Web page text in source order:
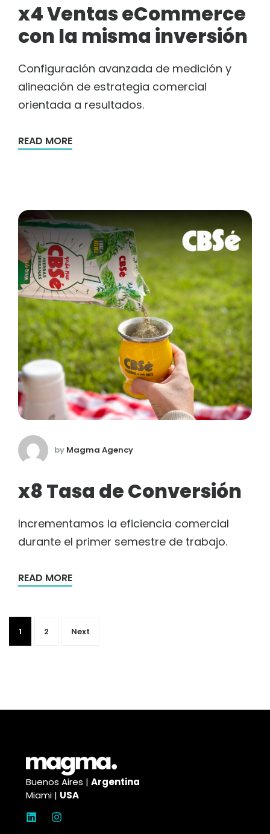
x4 Ventas eCommerce
con la misma inversión
Configuración avanzada de medición y
alineación de estrategia comercial
orientada a resultados.
READ MORE
by Magma Agency
x8 Tasa de Conversión
Incrementamos la eficiencia comercial
durante el primer semestre de trabajo.
READ MORE
1 2 Next
Buenos Aires | Argentina
Miami | USA